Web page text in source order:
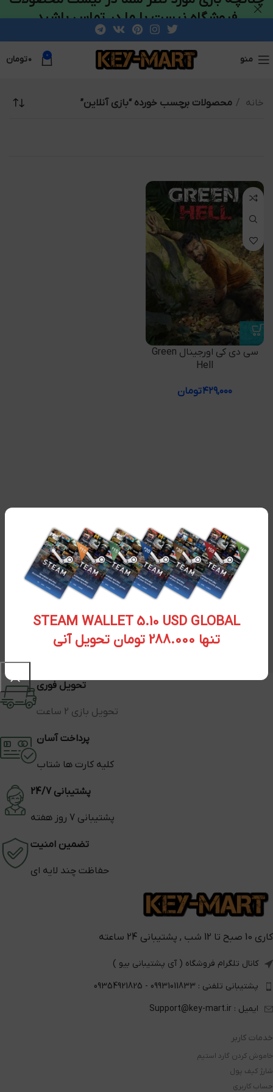
STEAM WALLET 5.10 USD GLOBAL
تنها 288.000 تومان تحویل آنی
منو 0 ۰تومان
خانه محصولات برچسب خورده “بازی آنلاین”
سی دی کی اورجینال Green
Hell
۴۲۹,۰۰۰تومان
تحویل فوری
تحویل بازی 2 ساعت
پرداخت آسان
کلیه کارت ها شتاب
پشتیبانی 24/7
پشتیبانی 7 روز هفته
تضمین امنیت
حفاظت چند لایه ای
کاری 10 صبح تا 12 شب , پشتیبانی 24 ساعته
کانال تلگرام فروشگاه ( آی پشتیبانی بیو )
پشتیبانی تلفنی : 09931011833 - 09354921825
ایمیل : Support@key-mart.ir
خدمات کاربر
خاموش کردن گارد استیم
شارژ کیف پول
حساب کاربری
فروشگاه نیست با ما در تماس باشید